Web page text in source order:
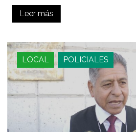
Leer más
LOCAL POLICIALES